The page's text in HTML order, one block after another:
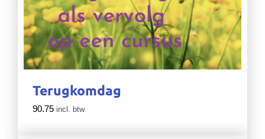
Terugkomdag
90.75 incl. btw